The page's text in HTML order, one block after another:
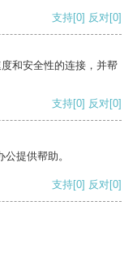
支持[0] 反对[0]
和安全性的连接，并帮
支持[0] 反对[0]
提供帮助。
支持[0] 反对[0]